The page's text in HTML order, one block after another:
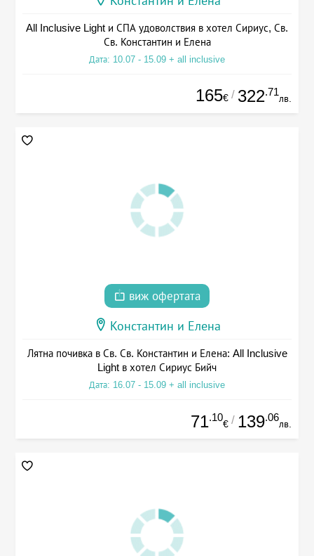
All Inclusive Light и СПА удоволствия в хотел Сириус, Св.
Св. Константин и Елена
Дата: 10.07 - 15.09 + all inclusive
165€ / 322.71
лв.
виж офертата
Константин и Елена
Лятна почивка в Св. Св. Константин и Елена: All Inclusive
Light в хотел Сириус Бийч
Дата: 16.07 - 15.09 + all inclusive
71.10
€ / 139.06
лв.